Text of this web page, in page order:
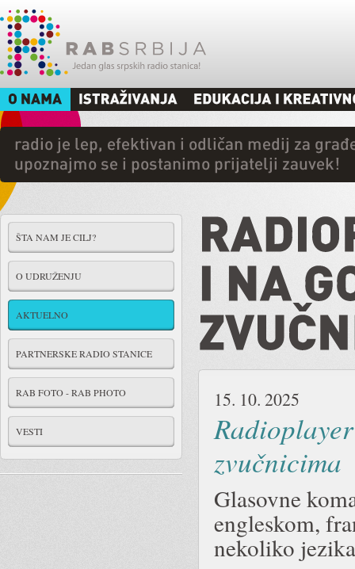
ŠTA NAM JE CILJ?
O UDRUŽENJU
AKTUELNO
PARTNERSKE RADIO STANICE
RAB FOTO - RAB PHOTO
VESTI
15. 10. 2025
zvučnicima
Glasovne
engleskom,
nekoliko